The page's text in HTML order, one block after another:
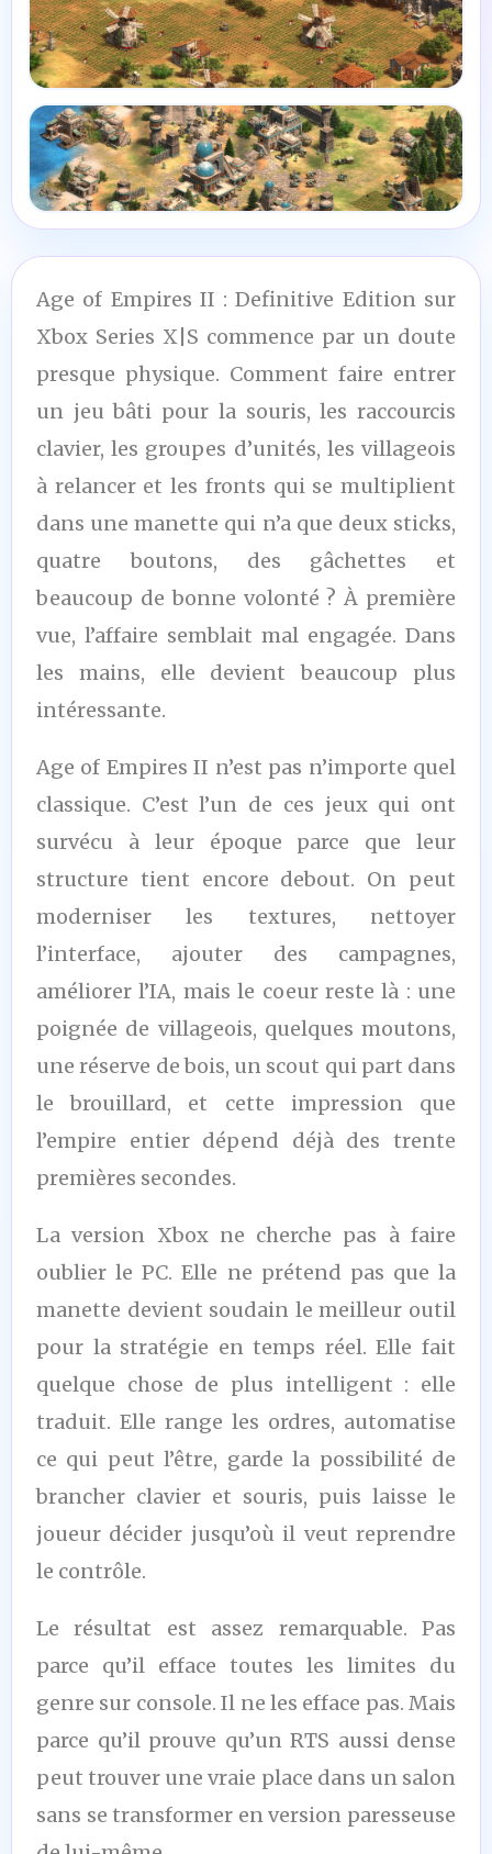
Age of Empires II : Definitive Edition sur
Xbox Series X|S commence par un doute
presque physique. Comment faire entrer
un jeu bâti pour la souris, les raccourcis
clavier, les groupes d’unités, les villageois
à relancer et les fronts qui se multiplient
dans une manette qui n’a que deux sticks,
quatre boutons, des gâchettes et
beaucoup de bonne volonté ? À première
vue, l’affaire semblait mal engagée. Dans
les mains, elle devient beaucoup plus
intéressante.
Age of Empires II n’est pas n’importe quel
classique. C’est l’un de ces jeux qui ont
survécu à leur époque parce que leur
structure tient encore debout. On peut
moderniser les textures, nettoyer
l’interface, ajouter des campagnes,
améliorer l’IA, mais le coeur reste là : une
poignée de villageois, quelques moutons,
une réserve de bois, un scout qui part dans
le brouillard, et cette impression que
l’empire entier dépend déjà des trente
premières secondes.
La version Xbox ne cherche pas à faire
oublier le PC. Elle ne prétend pas que la
manette devient soudain le meilleur outil
pour la stratégie en temps réel. Elle fait
quelque chose de plus intelligent : elle
traduit. Elle range les ordres, automatise
ce qui peut l’être, garde la possibilité de
brancher clavier et souris, puis laisse le
joueur décider jusqu’où il veut reprendre
le contrôle.
Le résultat est assez remarquable. Pas
parce qu’il efface toutes les limites du
genre sur console. Il ne les efface pas. Mais
parce qu’il prouve qu’un RTS aussi dense
peut trouver une vraie place dans un salon
sans se transformer en version paresseuse